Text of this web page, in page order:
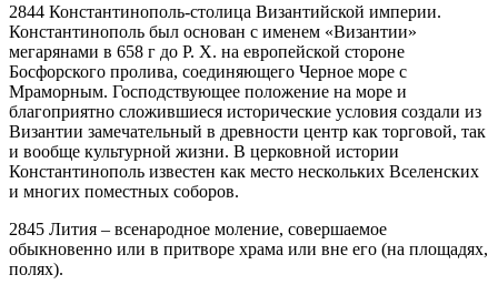
2844 Константинополь-столица Византийской империи.
Константинополь был основан с именем «Византии»
мегарянами в 658 г до Р. Х. на европейской стороне
Босфорского пролива, соединяющего Черное море с
Мраморным. Господствующее положение на море и
благоприятно сложившиеся исторические условия создали из
Византии замечательный в древности центр как торговой, так
и вообще культурной жизни. В церковной истории
Константинополь известен как место нескольких Вселенских
и многих поместных соборов.
2845 Лития – всенародное моление, совершаемое
обыкновенно или в притворе храма или вне его (на площадях,
полях).